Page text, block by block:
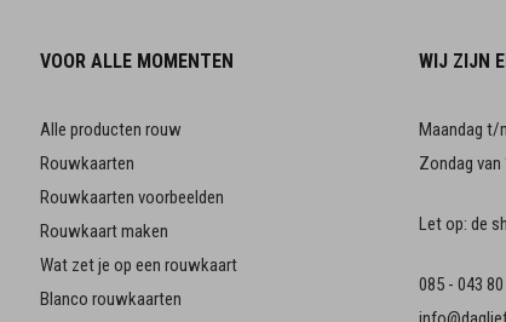
VOOR ALLE MOMENTEN
Alle producten rouw
Rouwkaarten
Rouwkaarten voorbeelden
Rouwkaart maken
Wat zet je op een rouwkaart
Blanco rouwkaarten
WIJ ZIJN
Maandag t/
Zondag van
Let op: de
085 - 043 80